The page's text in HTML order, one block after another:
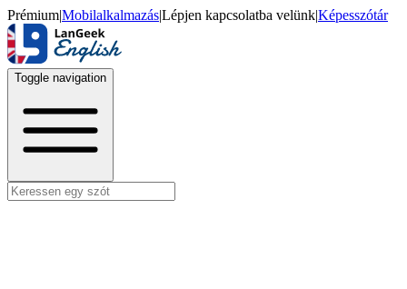
Prémium|Mobilalkalmazás|Lépjen kapcsolatba velünk|Képesszótár
Toggle navigation